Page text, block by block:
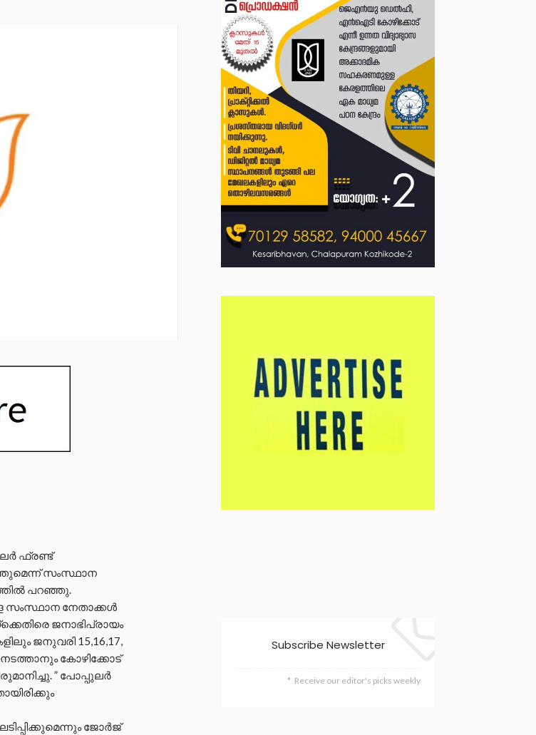
ഫ്രണ്ട്
സംസ്ഥാന
പറഞ്ഞു.
സംസ്ഥാന നേതാക്കൾ
ജനാഭിപ്രായം
ജനുവരി 15,16,17,
കോഴിക്കോട്
” പോപ്പുലർ
ജോർജ്
Subscribe Newsletter
Receive our editor's picks weekly